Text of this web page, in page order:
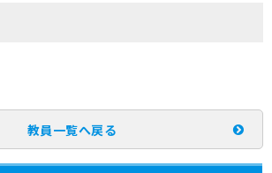
教員一覧へ戻る